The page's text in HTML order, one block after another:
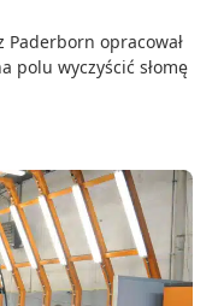
opracował
polu wyczyścić słomę